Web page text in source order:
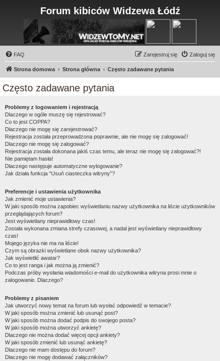
Forum kibiców Widzewa Łódź
FAQ Zaloguj się
Zarejestruj się
Strona domowa Strona główna Często zadawane pytania
Często zadawane pytania
Problemy z logowaniem i rejestracją
Dlaczego w ogóle muszę się rejestrować?
Co to jest COPPA?
Dlaczego nie mogę się zarejestrować?
Rejestracja została przeprowadzona poprawnie, ale nie mogę się zalogować!
Dlaczego nie mogę się zalogować?
Rejestracja została dokonana jakiś czas temu, ale teraz nie mogę się zalogować?!
Nie pamiętam hasła!
Dlaczego następuje automatyczne wylogowanie?
Jak działa funkcja “Usuń ciasteczka witryny”?
Preferencje i ustawienia użytkownika
Jak zmienić moje ustawienia?
W jaki sposób można zapobiec wyświetlaniu nazwy użytkownika na liście użytkowników
przeglądających forum?
Jest wyświetlany nieprawidłowy czas!
Została wykonana zmiana strefy czasowej, a nadal jest wyświetlany nieprawidłowy
czas!
Mojego języka nie ma na liście!
Czym są obrazki wyświetlane obok nazwy użytkownika?
Jak wyświetlić awatar?
Co to jest ranga i jak można ją zmienić?
Podczas próby wysłania wiadomości e-mail do użytkownika witryna prosi mnie o
zalogowanie. Dlaczego?
Problemy z pisaniem
Jak utworzyć nowy temat na forum lub wysłać odpowiedź w temacie?
W jaki sposób można zmienić lub usunąć post?
W jaki sposób można dodać podpis do swojego posta?
W jaki sposób można utworzyć ankietę?
Dlaczego nie można dodać więcej opcji ankiety?
W jaki sposób zmienić lub usunąć ankietę?
Dlaczego nie mam dostępu do forum?
Dlaczego nie mogę dodawać załączników?